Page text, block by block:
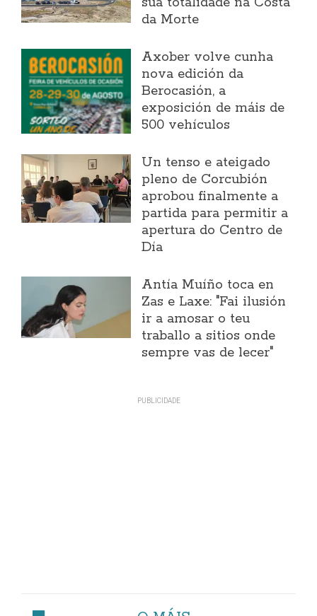
da Morte
Axober volve cunha
nova edición da
Berocasión, a
exposición de máis de
500 vehículos
Un tenso e ateigado
pleno de Corcubión
aprobou finalmente a
partida para permitir a
apertura do Centro de
Día
Antía Muíño toca en
Zas e Laxe: "Fai ilusión
ir a amosar o teu
traballo a sitios onde
sempre vas de lecer"